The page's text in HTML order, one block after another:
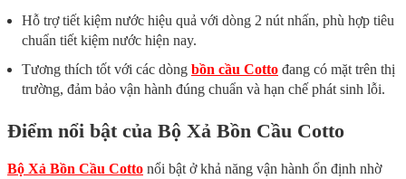
Hỗ trợ tiết kiệm nước hiệu quả với dòng 2 nút nhấn, phù hợp tiêu
chuẩn tiết kiệm nước hiện nay.
Tương thích tốt với các dòng bồn cầu Cotto đang có mặt trên thị
trường, đảm bảo vận hành đúng chuẩn và hạn chế phát sinh lỗi.
Điểm nổi bật của Bộ Xả Bồn Cầu Cotto
Bộ Xả Bồn Cầu Cotto nổi bật ở khả năng vận hành ổn định nhờ